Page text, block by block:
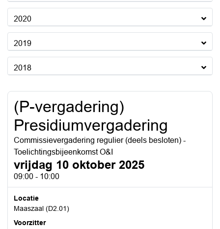
2020
2019
2018
(P-vergadering)
Presidiumvergadering
Commissievergadering regulier (deels besloten) -
Toelichtingsbijeenkomst O&I
vrijdag 10 oktober 2025
09:00 - 10:00
Locatie
Maaszaal (D2.01)
Voorzitter